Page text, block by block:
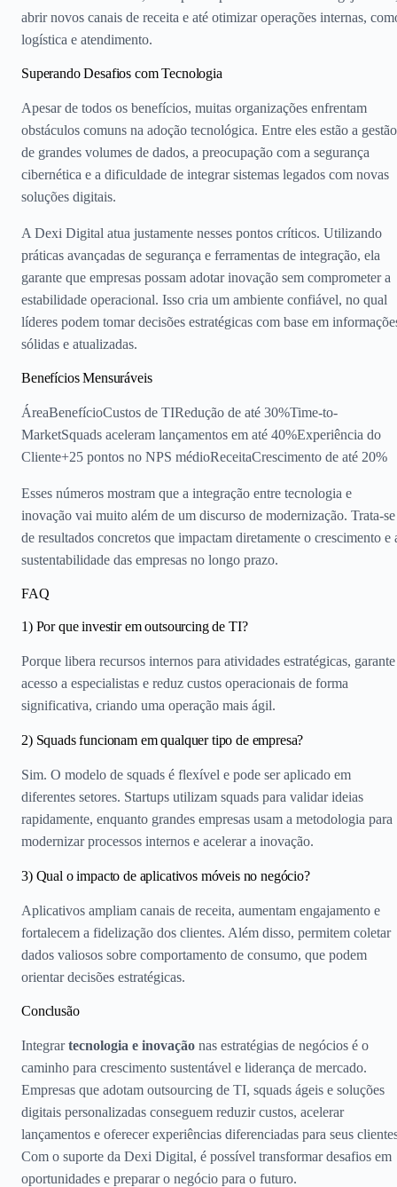
abrir novos canais de receita e até otimizar operações internas,
logística e atendimento.
Superando Desafios com Tecnologia
Apesar de todos os benefícios, muitas organizações enfrentam
obstáculos comuns na adoção tecnológica. Entre eles estão a gestão
de grandes volumes de dados, a preocupação com a segurança
cibernética e a dificuldade de integrar sistemas legados com novas
soluções digitais.
A Dexi Digital atua justamente nesses pontos críticos. Utilizando
práticas avançadas de segurança e ferramentas de integração, ela
garante que empresas possam adotar inovação sem comprometer a
estabilidade operacional. Isso cria um ambiente confiável, no qual
líderes podem tomar decisões estratégicas com base em
sólidas e atualizadas.
Benefícios Mensuráveis
ÁreaBenefícioCustos de TIRedução de até 30%Time-to-
MarketSquads aceleram lançamentos em até 40%Experiência do
Cliente+25 pontos no NPS médioReceitaCrescimento de até 20%
Esses números mostram que a integração entre tecnologia e
inovação vai muito além de um discurso de modernização. Trata-se
de resultados concretos que impactam diretamente o crescimento e
sustentabilidade das empresas no longo prazo.
FAQ
1) Por que investir em outsourcing de TI?
Porque libera recursos internos para atividades estratégicas, garante
acesso a especialistas e reduz custos operacionais de forma
significativa, criando uma operação mais ágil.
2) Squads funcionam em qualquer tipo de empresa?
Sim. O modelo de squads é flexível e pode ser aplicado em
diferentes setores. Startups utilizam squads para validar ideias
rapidamente, enquanto grandes empresas usam a metodologia para
modernizar processos internos e acelerar a inovação.
3) Qual o impacto de aplicativos móveis no negócio?
Aplicativos ampliam canais de receita, aumentam engajamento e
fortalecem a fidelização dos clientes. Além disso, permitem coletar
dados valiosos sobre comportamento de consumo, que podem
orientar decisões estratégicas.
Conclusão
Integrartecnologia e inovação nas estratégias de negócios é o
caminho para crescimento sustentável e liderança de mercado.
Empresas que adotam outsourcing de TI, squads ágeis e soluções
digitais personalizadas conseguem reduzir custos, acelerar
lançamentos e oferecer experiências diferenciadas para seus
Com o suporte da Dexi Digital, é possível transformar desafios em
oportunidades e preparar o negócio para o futuro.